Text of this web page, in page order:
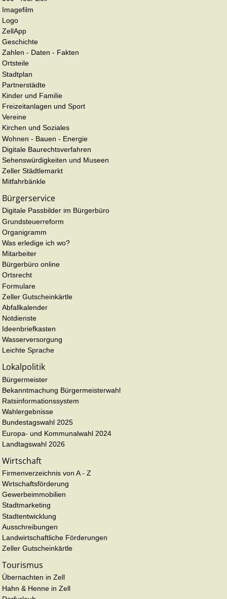
Imagefilm
Logo
ZellApp
Geschichte
Zahlen - Daten - Fakten
Ortsteile
Stadtplan
Partnerstädte
Kinder und Familie
Freizeitanlagen und Sport
Vereine
Kirchen und Soziales
Wohnen - Bauen - Energie
Digitale Baurechtsverfahren
Sehenswürdigkeiten und Museen
Zeller Städtlemarkt
Mitfahrbänkle
Bürgerservice
Digitale Passbilder im Bürgerbüro
Grundsteuerreform
Organigramm
Was erledige ich wo?
Mitarbeiter
Bürgerbüro online
Ortsrecht
Formulare
Zeller Gutscheinkärtle
Abfallkalender
Notdienste
Ideenbriefkasten
Wasserversorgung
Leichte Sprache
Lokalpolitik
Bürgermeister
Bekanntmachung Bürgermeisterwahl
Ratsinformationssystem
Wahlergebnisse
Bundestagswahl 2025
Europa- und Kommunalwahl 2024
Landtagswahl 2026
Wirtschaft
Firmenverzeichnis von A - Z
Wirtschaftsförderung
Gewerbeimmobilien
Stadtmarketing
Stadtentwicklung
Ausschreibungen
Landwirtschaftliche Förderungen
Zeller Gutscheinkärtle
Tourismus
Übernachten in Zell
Hahn & Henne in Zell